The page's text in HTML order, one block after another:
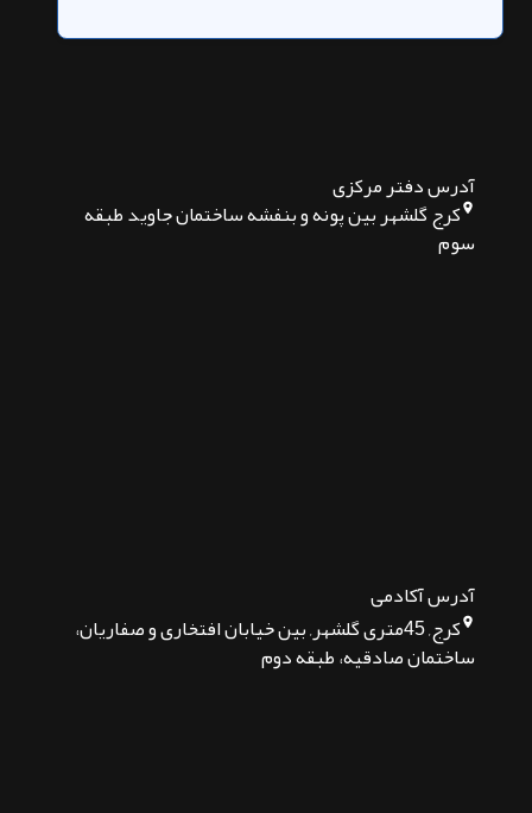
آدرس دفتر مرکزی
کرج گلشهر بین پونه و بنفشه ساختمان جاوید طبقه
سوم
آدرس آکادمی
کرج, 45متری گلشهر, بین خیابان افتخاری و صفاریان،
ساختمان صادقیه، طبقه دوم